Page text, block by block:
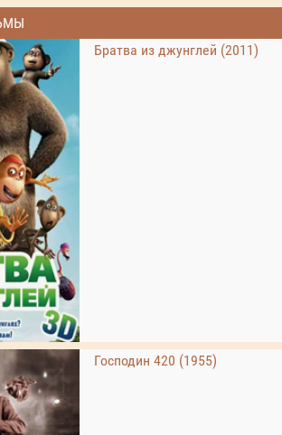
Братва из джунглей (2011)
Господин 420 (1955)